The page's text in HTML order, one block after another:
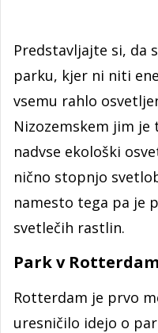
Predstavljajte si, da
parku, kjer ni niti
vsemu rahlo
Nizozemskem jim je
nadvse ekološki
nično stopnjo
namesto tega pa je
svetlečih rastlin.
Park v
Rotterdam je prvo
uresničilo idejo o